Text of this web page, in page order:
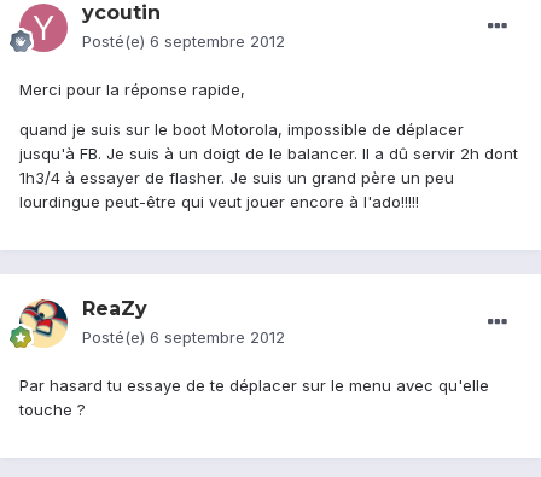
ycoutin
Posté(e) 6 septembre 2012
Merci pour la réponse rapide,
quand je suis sur le boot Motorola, impossible de déplacer
jusqu'à FB. Je suis à un doigt de le balancer. Il a dû servir 2h dont
1h3/4 à essayer de flasher. Je suis un grand père un peu
lourdingue peut-être qui veut jouer encore à l'ado!!!!!
ReaZy
Posté(e) 6 septembre 2012
Par hasard tu essaye de te déplacer sur le menu avec qu'elle
touche ?